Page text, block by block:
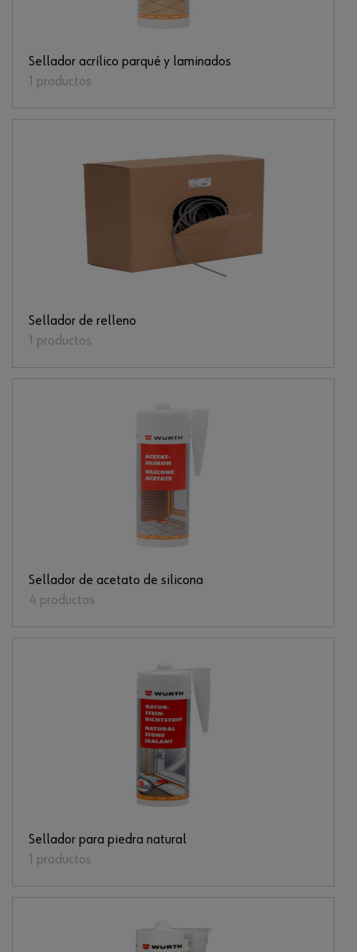
Sellador acrílico parqué y laminados
1 productos
Sellador de relleno
1 productos
Sellador de acetato de silicona
4 productos
Sellador para piedra natural
1 productos